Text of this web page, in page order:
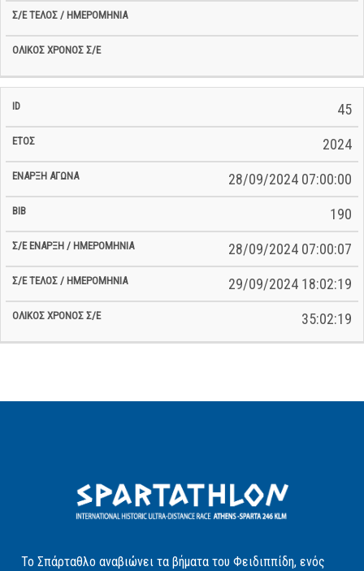
45
2024
28/09/2024 07:00:00
190
28/09/2024 07:00:07
29/09/2024 18:02:19
35:02:19
Το Σπάρταθλο αναβιώνει τα βήματα του Φειδιππίδη, ενός